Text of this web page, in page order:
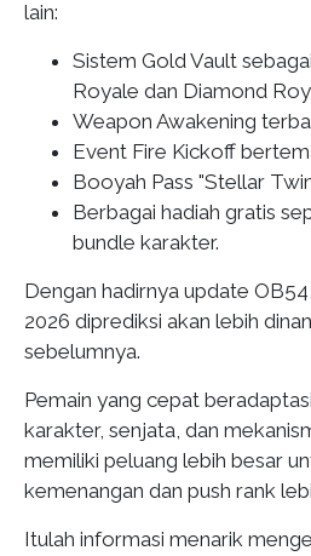
lain:
Sistem Gold Vault
Royale dan Diamond
Weapon Awakening
Event Fire Kickoff
Booyah Pass "Stellar
Berbagai hadiah gratis
bundle karakter.
Dengan hadirnya update
2026 diprediksi akan lebih
sebelumnya.
Pemain yang cepat
karakter, senjata, dan
memiliki peluang lebih besar
kemenangan dan push rank
Itulah informasi menarik